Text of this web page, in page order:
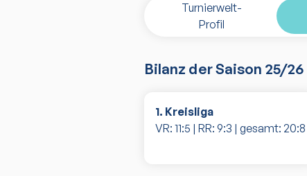
Turnierwelt-
Profil
Bilanz der Saison 25/26
1. Kreisliga
VR: 11:5 | RR: 9:3 | gesamt: 20:8